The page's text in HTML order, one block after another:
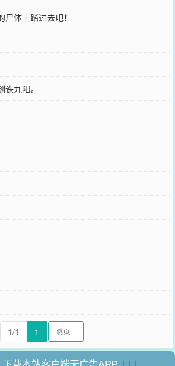
体上踏过去吧！
九阳。
1/1 1
↓↓↓